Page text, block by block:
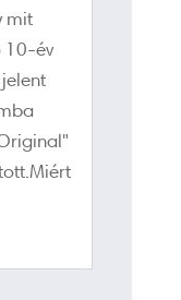
mit
10-év